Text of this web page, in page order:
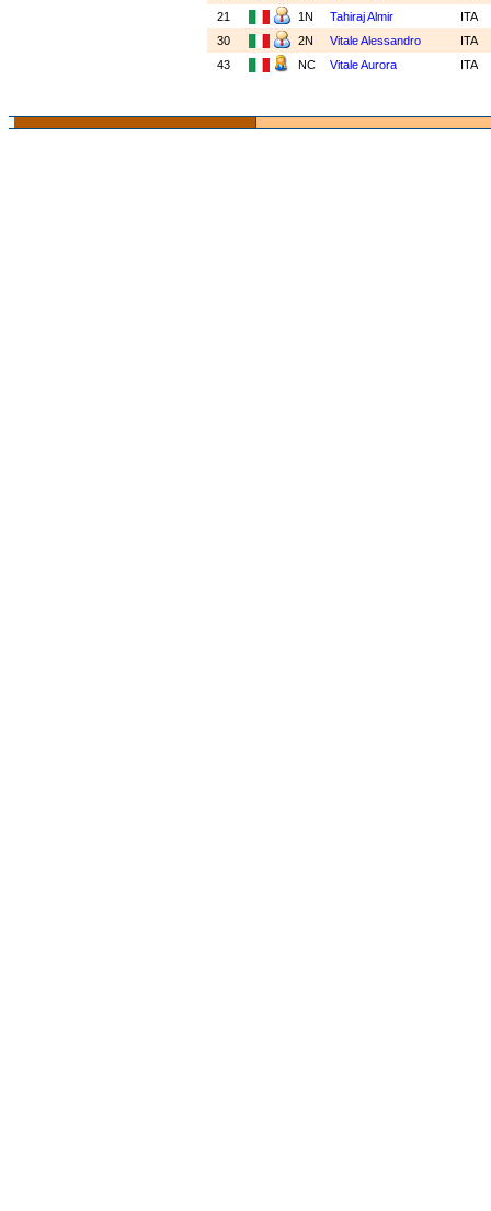
21
1N Tahiraj Almir
ITA
30
2N Vitale Alessandro
ITA
43
NC Vitale Aurora ITA